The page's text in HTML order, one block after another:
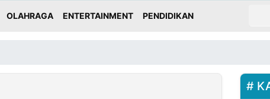
OLAHRAGA ENTERTAINMENT PENDIDIKAN